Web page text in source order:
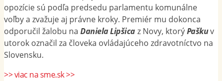
opozície sú podľa predsedu parlamentu komunálne
voľby a zvažuje aj právne kroky. Premiér mu dokonca
odporučil žalobu na Daniela Lipšicaz Novy, ktorýPaškuv
utorok označil za človeka ovládajúceho zdravotníctvo na
Slovensku.
>> viac na sme.sk >>